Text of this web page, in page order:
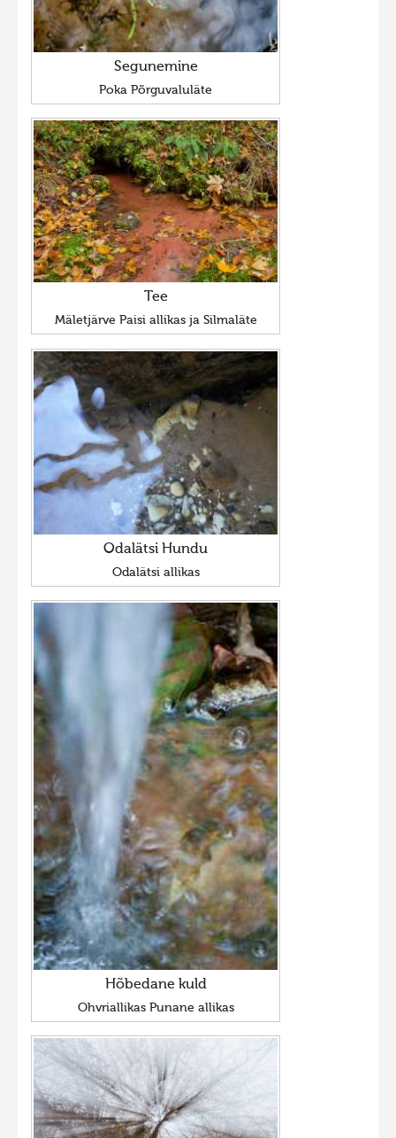
Segunemine
Poka Põrguvaluläte
Tee
Mäletjärve Paisi allikas ja Silmaläte
Odalätsi Hundu
Odalätsi allikas
Hõbedane kuld
Ohvriallikas Punane allikas